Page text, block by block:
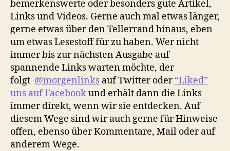
bemerkenswerte oder besonders gute Artikel,
Links und Videos. Gerne auch mal etwas länger,
gerne etwas über den Tellerrand hinaus, eben
um etwas Lesestoff für zu haben. Wer nicht
immer bis zur nächsten Ausgabe auf
spannende Links warten möchte, der
folgt @morgenlinks auf Twitter oder“Liked”
uns auf Facebookund erhält dann die Links
immer direkt, wenn wir sie entdecken. Auf
diesem Wege sind wir auch gerne für Hinweise
offen, ebenso über Kommentare, Mail oder auf
anderem Wege.